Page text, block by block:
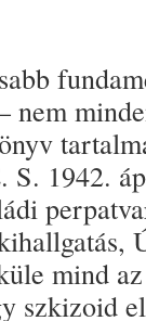
nem
S. 1942.
mind
szkizoid